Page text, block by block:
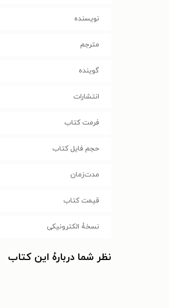
نویسنده
مترجم
گوینده
انتشارات
فرمت کتاب
حجم فایل کتاب
مدت‌زمان
قیمت کتاب
نسخۀ الکترونیکی
نظر شما دربارهٔ این کتاب